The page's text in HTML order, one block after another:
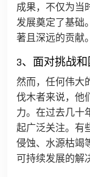
成果，不仅为当
发展奠定了基础
著且深远的贡献。
3、面对挑战
然而，任何伟大
伐木者来说，他
力。在过去几十
起广泛关注。有
侵蚀、水源枯竭
可持续发展的解